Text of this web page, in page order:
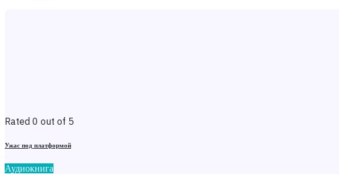
Rated 0 out of 5
Ужас под платформой
Аудиокнига